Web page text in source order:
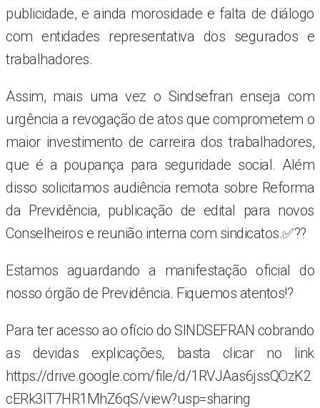
publicidade, e ainda morosidade e falta de diálogo
com entidades representativa dos segurados e
trabalhadores.
Assim, mais uma vez o Sindsefran enseja com
urgência a revogação de atos que comprometem o
maior investimento de carreira dos trabalhadores,
que é a poupança para seguridade social. Além
disso solicitamos audiência remota sobre Reforma
da Previdência, publicação de edital para novos
Conselheiros e reunião interna com sindicatos.✅??
Estamos aguardando a manifestação oficial do
nosso órgão de Previdência. Fiquemos atentos!?
Para ter acesso ao ofício do SINDSEFRAN cobrando
as devidas explicações, basta clicar no link
https://drive.google.com/file/d/1RVJAas6jssQOzK2
cERk3IT7HR1MhZ6qS/view?usp=sharing